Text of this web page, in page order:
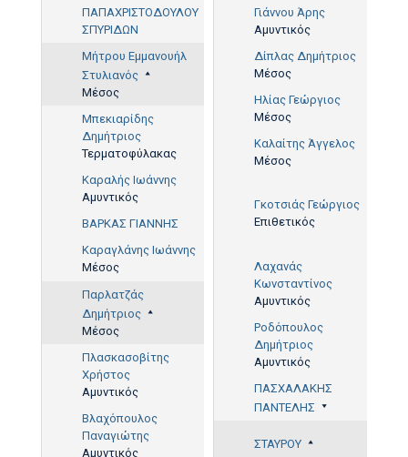
ΠΑΠΑΧΡΙΣΤΟΔΟΥΛΟΥ
ΣΠΥΡΙΔΩΝ
Μήτρου Εμμανουήλ
Στυλιανός
Μέσος
Μπεκιαρίδης
Δημήτριος
Τερματοφύλακας
Καραλής Ιωάννης
Αμυντικός
ΒΑΡΚΑΣ ΓΙΑΝΝΗΣ
Καραγλάνης Ιωάννης
Μέσος
Παρλατζάς
Δημήτριος
Μέσος
Πλασκασοβίτης
Χρήστος
Αμυντικός
Βλαχόπουλος
Παναγιώτης
Αμυντικός
Γιάννου Άρης
Αμυντικός
Δίπλας Δημήτριος
Μέσος
Ηλίας Γεώργιος
Μέσος
Καλαίτης Άγγελος
Μέσος
Γκοτσιάς Γεώργιος
Επιθετικός
Λαχανάς
Κωνσταντίνος
Αμυντικός
Ροδόπουλος
Δημήτριος
Αμυντικός
ΠΑΣΧΑΛΑΚΗΣ
ΠΑΝΤΕΛΗΣ
ΣΤΑΥΡΟΥ